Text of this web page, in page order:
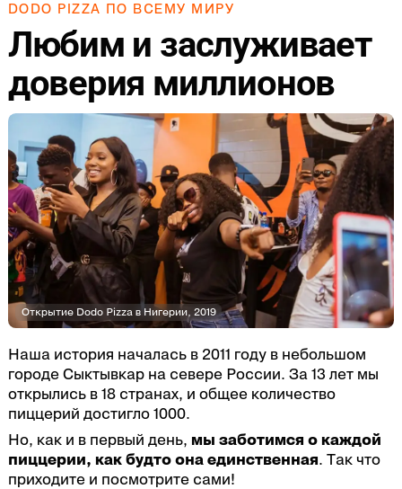
DODO PIZZA ПО ВСЕМУ МИРУ
Любим и заслуживает
доверия миллионов
Открытие Dodo Pizza в Нигерии, 2019
Наша история началась в 2011 году в небольшом
городе Сыктывкар на севере России. За 13 лет мы
открылись в 18 странах, и общее количество
пиццерий достигло 1000.
Но, как и в первый день, мы заботимся о каждой
пиццерии, как будто она единственная. Так что
приходите и посмотрите сами!